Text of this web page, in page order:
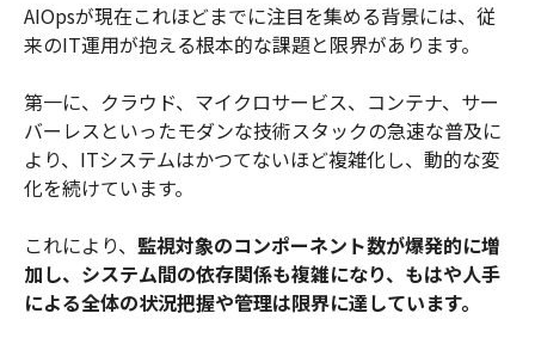
AIOpsが現在これほどまでに注目を集める背景には、従
来のIT運用が抱える根本的な課題と限界があります。
第一に、クラウド、マイクロサービス、コンテナ、サー
バーレスといったモダンな技術スタックの急速な普及に
より、ITシステムはかつてないほど複雑化し、動的な変
化を続けています。
これにより、 監視対象のコンポーネント数が爆発的に増
加し、システム間の依存関係も複雑になり、もはや人手
による全体の状況把握や管理は限界に達しています。